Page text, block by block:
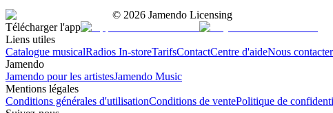
© 2026 Jamendo Licensing
Télécharger l'app
Liens utiles
Catalogue musicalRadios In-storeTarifsContactCentre d'aideNous contacter
Jamendo
Jamendo pour les artistesJamendo Music
Mentions légales
Conditions générales d'utilisationConditions de ventePolitique de